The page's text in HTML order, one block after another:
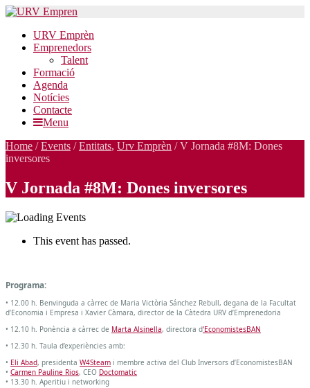
URV Emprèn
Emprenedors
Talent
Formació
Agenda
Notícies
Contacte
Menu
Home / Events / Entitats, Urv Emprèn / V Jornada #8M: Dones
inversores
V Jornada #8M: Dones inversores
This event has passed.
Jornada
#8M:
Dones
inversores
Programa:
• 12.00 h. Benvinguda a càrrec de Maria Victòria Sánchez Rebull, degana de la Facultat
d’Economia i Empresa i Xavier Càmara, director de la Càtedra URV d’Emprenedoria
• 12.10 h. Ponència a càrrec de Marta Alsinella, directora d‘EconomistesBAN
• 12.30 h. Taula d’experiències amb:
• Eli Abad, presidenta W4Steam i membre activa del Club Inversors d’EconomistesBAN
• Carmen Pauline Rios, CEO Doctomatic
• 13.30 h. Aperitiu i networking